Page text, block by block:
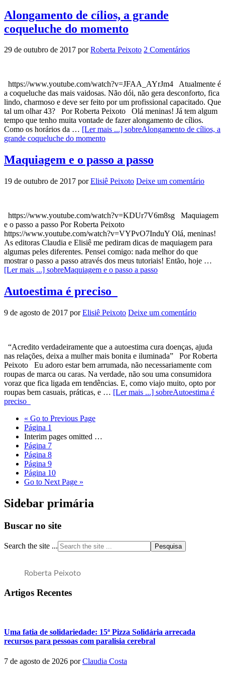
Alongamento de cílios, a grande
coqueluche do momento
29 de outubro de 2017 porRoberta Peixoto 2 Comentários
https://www.youtube.com/watch?v=JFAA_AYrJm4 Atualmente é
a coqueluche das mais vaidosas. Não dói, não gera desconforto, fica
lindo, charmoso e deve ser feito por um profissional capacitado. Que
tal um olhar 43? Por Roberta Peixoto Olá meninas! Já tem algum
tempo que tenho muita vontade de fazer alongamento de cílios.
Como os horários da … [Ler mais ...] sobreAlongamento de cílios, a
grande coqueluche do momento
Maquiagem e o passo a passo
19 de outubro de 2017 porElisiê Peixoto Deixe um comentário
https://www.youtube.com/watch?v=KDUr7V6m8sg Maquiagem
e o passo a passo Por Roberta Peixoto
https://www.youtube.com/watch?v=VYPvO7InduY Olá, meninas!
As editoras Claudia e Elisiê me pediram dicas de maquiagem para
algumas peles diferentes. Pensei comigo: nada melhor do que
mostrar o passo a passo através dos meus tutoriais! Então, hoje …
[Ler mais ...] sobreMaquiagem e o passo a passo
Autoestima é preciso
9 de agosto de 2017 porElisiê Peixoto Deixe um comentário
“Acredito verdadeiramente que a autoestima cura doenças, ajuda
nas relações, deixa a mulher mais bonita e iluminada” Por Roberta
Peixoto Eu adoro estar bem arrumada, não necessariamente com
roupas de marca ou caras. Na verdade, não sou uma consumidora
voraz que fica ligada em tendências. E, como viajo muito, opto por
roupas bem casuais, práticas, e … [Ler mais ...] sobreAutoestima é
preciso
« Go to Previous Page
Página 1
Interim pages omitted …
Página 7
Página 8
Página 9
Página 10
Go to Next Page »
Sidebar primária
Buscar no site
Search the site ...
Roberta Peixoto
Artigos Recentes
Uma fatia de solidariedade: 15ª Pizza Solidária arrecada
recursos para pessoas com paralisia cerebral
7 de agosto de 2026 porClaudia Costa